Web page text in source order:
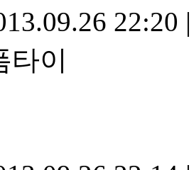
22:20 |
타이